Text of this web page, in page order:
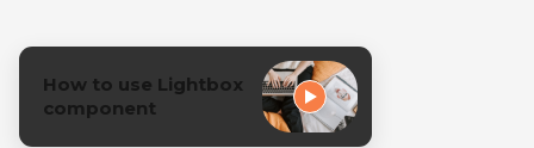
How to use Lightbox
component